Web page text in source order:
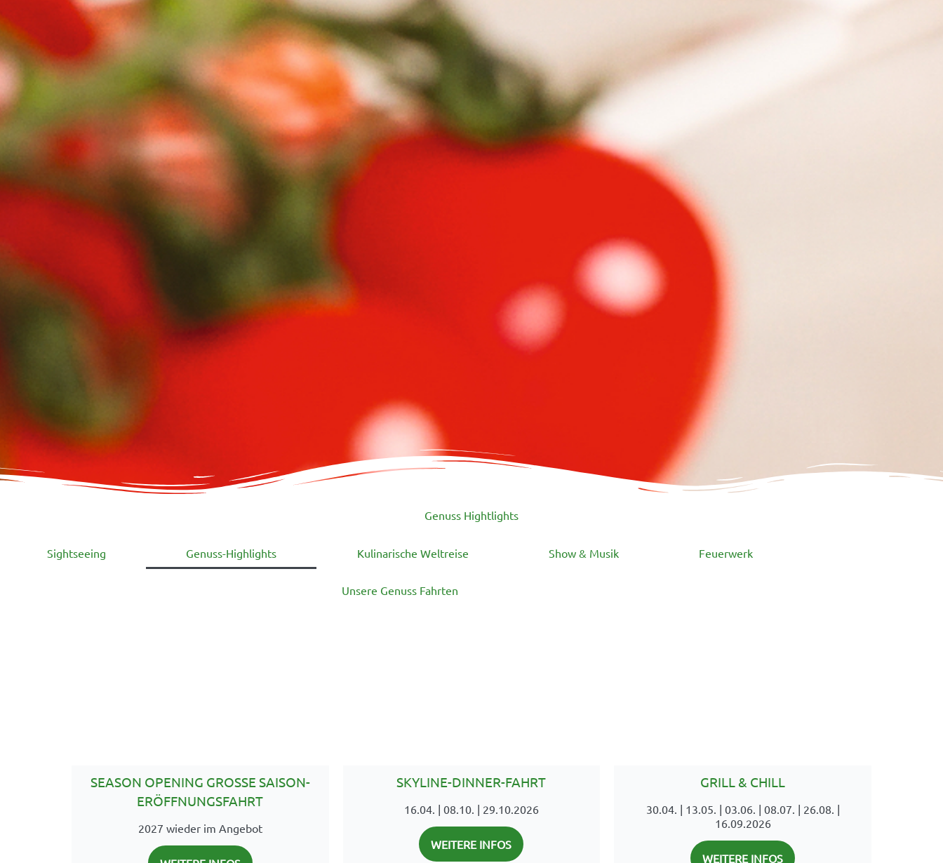
Genuss Hightlights
Sightseeing Genuss-Highlights Kulinarische Weltreise Show & Musik Feuerwerk
Unsere Genuss Fahrten
SEASON OPENING GROSSE SAISON-
ERÖFFNUNGSFAHRT
2027 wieder im Angebot
SKYLINE-DINNER-FAHRT
16.04. | 08.10. | 29.10.2026
WEITERE INFOS
GRILL & CHILL
30.04. | 13.05. | 03.06. | 08.07. | 26.08. |
16.09.2026
WEITERE INFOS